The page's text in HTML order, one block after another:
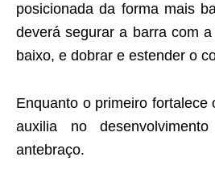
posicionada da forma mais
deverá segurar a barra com
baixo, e dobrar e estender o
Enquanto o primeiro fortalece
auxilia no
antebraço.